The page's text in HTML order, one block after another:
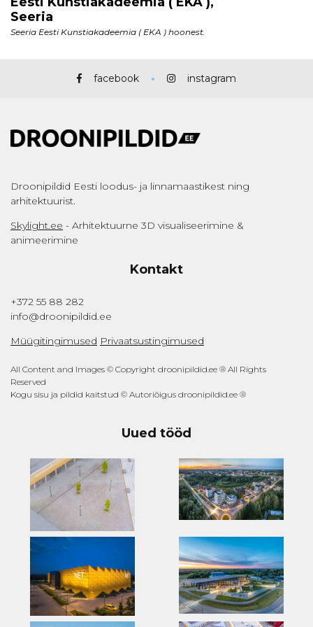
facebook instagram
Droonipildid Eesti loodus- ja linnamaastikest ning
arhitektuurist.
Skylight.ee - Arhitektuurne 3D visualiseerimine &
animeerimine
Kontakt
+372 55 88 282
info@droonipildid.ee
Müügitingimused Privaatsustingimused
All Content and Images © Copyright droonipildid.ee ® All Rights
Reserved
Kogu sisu ja pildid kaitstud © Autoriõigus droonipildid.ee ®
Uued tööd